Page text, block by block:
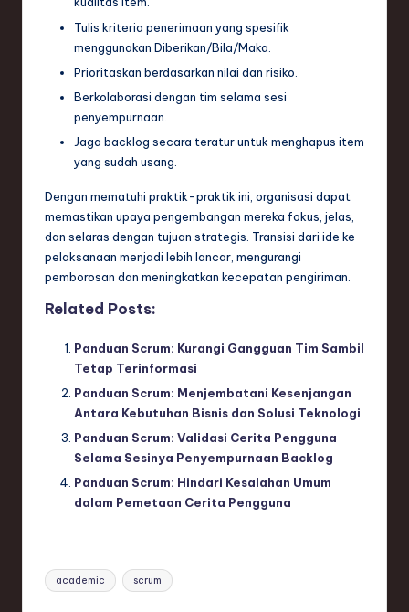
Tulis kriteria penerimaan yang spesifik
menggunakan Diberikan/Bila/Maka.
Prioritaskan berdasarkan nilai dan risiko.
Berkolaborasi dengan tim selama sesi
penyempurnaan.
Jaga backlog secara teratur untuk menghapus item
yang sudah usang.
Dengan mematuhi praktik-praktik ini, organisasi dapat
memastikan upaya pengembangan mereka fokus, jelas,
dan selaras dengan tujuan strategis. Transisi dari ide ke
pelaksanaan menjadi lebih lancar, mengurangi
pemborosan dan meningkatkan kecepatan pengiriman.
Related Posts:
Panduan Scrum: Kurangi Gangguan Tim Sambil
Tetap Terinformasi
Panduan Scrum: Menjembatani Kesenjangan
Antara Kebutuhan Bisnis dan Solusi Teknologi
Panduan Scrum: Validasi Cerita Pengguna
Selama Sesinya Penyempurnaan Backlog
Panduan Scrum: Hindari Kesalahan Umum
dalam Pemetaan Cerita Pengguna
Tags:
academic scrum